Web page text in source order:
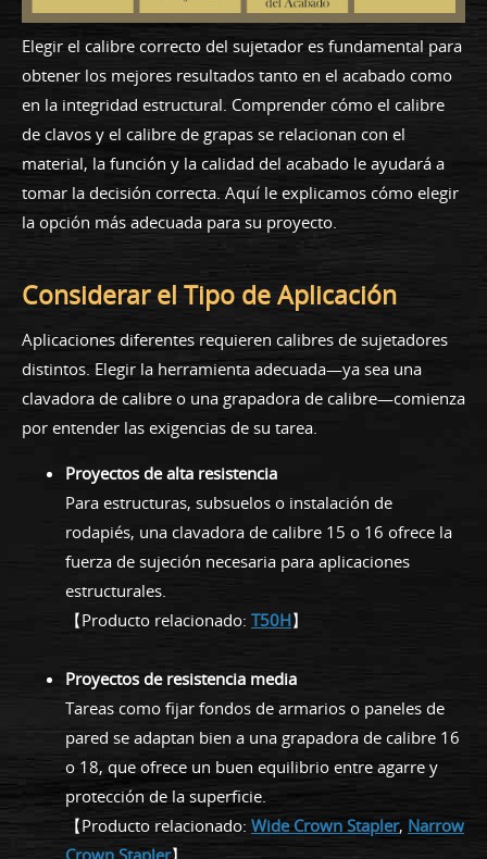
Elegir el calibre correcto del sujetador es fundamental para
obtener los mejores resultados tanto en el acabado como
en la integridad estructural. Comprender cómo el calibre
de clavos y el calibre de grapas se relacionan con el
material, la función y la calidad del acabado le ayudará a
tomar la decisión correcta. Aquí le explicamos cómo elegir
la opción más adecuada para su proyecto.
Considerar el Tipo de Aplicación
Aplicaciones diferentes requieren calibres de sujetadores
distintos. Elegir la herramienta adecuada—ya sea una
clavadora de calibre o una grapadora de calibre—comienza
por entender las exigencias de su tarea.
Proyectos de alta resistencia
Para estructuras, subsuelos o instalación de
rodapiés, una clavadora de calibre 15 o 16 ofrece la
fuerza de sujeción necesaria para aplicaciones
estructurales.
【Producto relacionado: T50H】
Proyectos de resistencia media
Tareas como fijar fondos de armarios o paneles de
pared se adaptan bien a una grapadora de calibre 16
o 18, que ofrece un buen equilibrio entre agarre y
protección de la superficie.
【Producto relacionado: Wide Crown Stapler, Narrow